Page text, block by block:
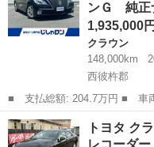
クカメラ ■ ...
ンＧ 純正
1,935,000円
クラウン
148,000km
西彼杵郡
■ 支払総額: 204.7万円 ■ 車両本体価格： 1,935,000 円 ■ メーカ
ー名： トヨタ ■ 車種名：
名： ロイヤルサルーンＧ 純
長崎 西彼杵郡 クラウン
トヨタ ク
レコーダ